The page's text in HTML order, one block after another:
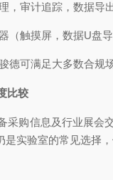
，审计追踪，数据导出
（触摸屏，数据U盘
德可满足大多数合规场
比较
采购信息及行业展会
实验室的常见选择